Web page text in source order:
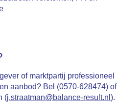
of marktpartij professioneel
aanbod? Bel (0570-628474) of
(j.straatman@balance-result.nl ).